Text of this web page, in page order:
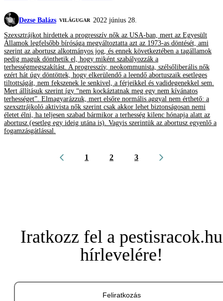
Dezse Balázs VILÁGUGAR 2022 június 28.
Szexsztrájkot hirdettek a progresszív nők az USA-ban, mert az Egyesült
Államok legfelsőbb bírósága megváltoztatta azt az 1973-as döntését, ami
szerint az abortusz alkotmányos jog, és ennek következtében a tagállamok
pedig maguk dönthetik el, hogy miként szabályozzák a
terhességmegszakítást. A progresszív, neokommunista, szélsőliberális nők
ezért hát úgy döntöttek, hogy elkerülendő a leendő abortuszaik esetleges
tiltottságát, nem fekszenek le senkivel, a férjeikkel és vadidegenekkel sem.
Mert állításuk szerint így “nem kockáztatnak meg egy nem kívánatos
terhességet”. Elmagyarázzuk, mert elsőre normális aggyal nem érthető: a
szexsztrájkoló aktivista nők szerint csak akkor lehet biztonságosan nemi
életet élni, ha teljesen szabad bármikor a terhesség kilenc hónapja alatt az
abortusz (esetleg egy ideig utána is). Vagyis szerintük az abortusz egyenlő a
fogamzásgátlással.
1 2 3
Iratkozz fel a pestisracok.hu
hírlevelére!
Feliratkozás